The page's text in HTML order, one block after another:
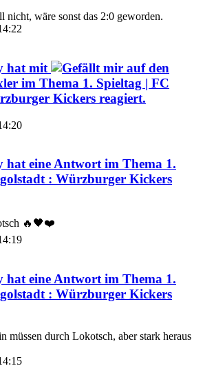
nicht, wäre sonst das 2:0 geworden.
hat mit
auf den
im Thema 1. Spieltag | FC
Kickers reagiert.
hat eine Antwort im Thema 1.
: Würzburger Kickers
🔥🖤❤️
hat eine Antwort im Thema 1.
: Würzburger Kickers
müssen durch Lokotsch, aber stark heraus